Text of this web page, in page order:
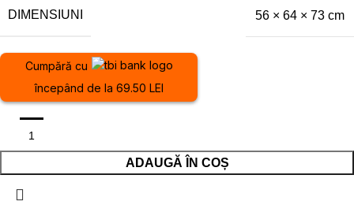
DIMENSIUNI 56 × 64 × 73 cm
ADAUGĂ ÎN COȘ
Cumpără cu
începând de la 69.50 LEI